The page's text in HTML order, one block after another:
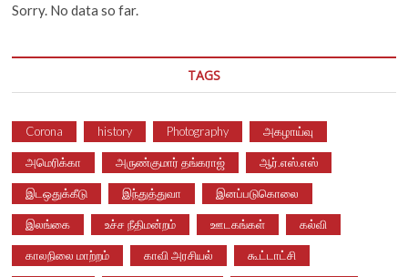
Sorry. No data so far.
TAGS
Corona history Photography அகழாய்வு
அமெரிக்கா அருண்குமார் தங்கராஜ் ஆர்.எஸ்.எஸ்
இடஒதுக்கீடு இந்துத்துவா இனப்படுகொலை
இலங்கை உச்ச நீதிமன்றம் ஊடகங்கள் கல்வி
காலநிலை மாற்றம் காவி அரசியல் கூட்டாட்சி